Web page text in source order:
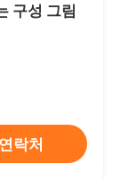
구성 그림
연락처